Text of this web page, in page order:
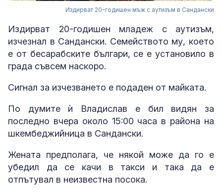
Издирват 20-годишен мъж с аутизъм в Сандански
Издирват 20-годишен младеж с аутизъм,
изчезнал в Сандански. Семейството му, което
е от бесарабските българи, се е установило в
града съвсем наскоро.
Сигнал за изчезването е подаден от майката.
По думите ѝ Владислав е бил видян за
последно вчера около 15:00 часа в района на
шкембеджийница в Сандански.
Жената предполага, че някой може да го е
убедил да се качи в такси и така да е
отпътувал в неизвестна посока.